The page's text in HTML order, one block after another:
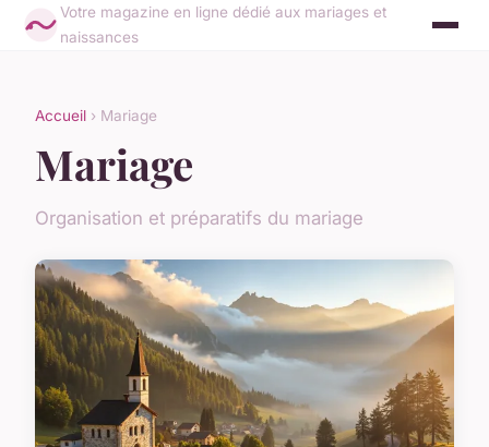
Votre magazine en ligne dédié aux mariages et
naissances
Accueil › Mariage
Mariage
Organisation et préparatifs du mariage